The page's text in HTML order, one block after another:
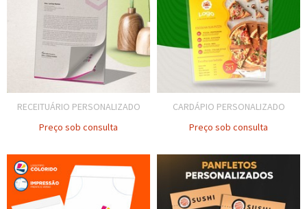
RECEITUÁRIO PERSONALIZADO
Preço sob consulta
CARDÁPIO PERSONALIZADO
Preço sob consulta